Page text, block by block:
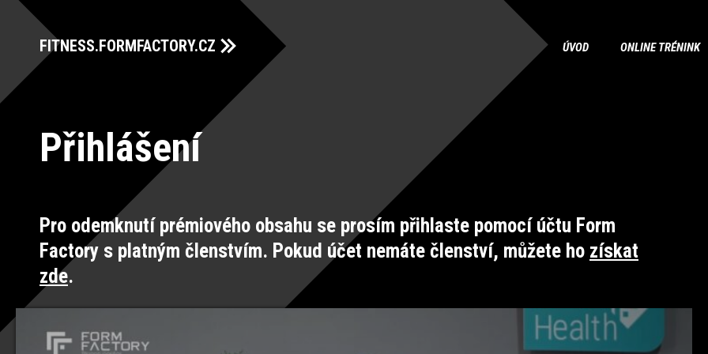
FITNESS.FORMFACTORY.CZ ÚVOD ONLINE TRÉNINK
Přihlášení
Pro odemknutí prémiového obsahu se prosím přihlaste pomocí účtu Form
Factory s platným členstvím. Pokud účet nemáte členství, můžete ho získat
zde.